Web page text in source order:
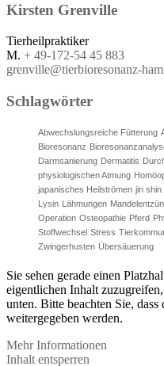
Kirsten Grenville
Tierheilpraktiker
M. + 49-172-54 45 883
grenville@tierbioresonanz-
Schlagwörter
Abwechslungsreiche Fütterung
Bioresonanz
Darmsanierung Dermatitis
physiologischen Atmung
japanisches Heilströmen jin shin
Lysin
Lähmungen
Operation Osteopathie Pferd
Stoffwechsel Stress
Zwingerhusten Übersäuerung
Sie sehen gerade einen
eigentlichen Inhalt
unten. Bitte beachten Sie,
weitergegeben werden.
Mehr Informationen
Inhalt entsperren